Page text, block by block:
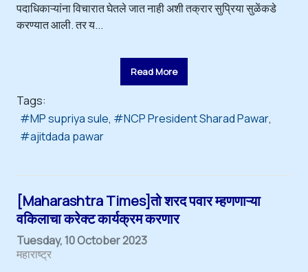
पदाधिकाऱ्यांना विचारात घेतले जात नाही अशी तक्रार सुप्रिया सुळेंकडे
करण्यात आली. तर य...
Read More
Tags:
MP supriya sule
NCP President Sharad Pawar
ajitdada pawar
[Maharashtra Times]तो शरद पवार म्हणणाऱ्या
वकिलाचा करेक्ट कार्यक्रम करणार
Tuesday, 10 October 2023
महाराष्ट्र